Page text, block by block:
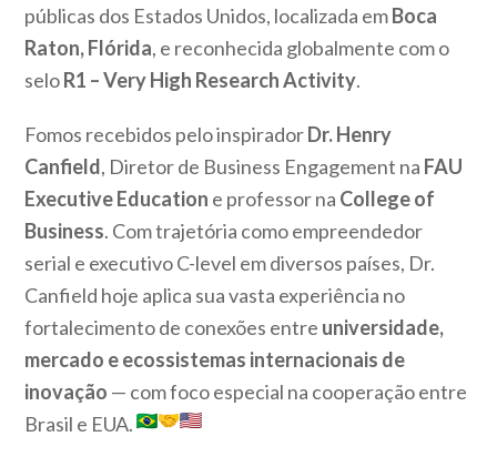
públicas dos Estados Unidos, localizada emBoca
Raton, Flórida, e reconhecida globalmente com o
seloR1 – Very High Research Activity.
Fomos recebidos pelo inspiradorDr. Henry
Canfield, Diretor de Business Engagement na FAU
Executive Education e professor na College of
Business. Com trajetória como empreendedor
serial e executivo C-level em diversos países, Dr.
Canfield hoje aplica sua vasta experiência no
fortalecimento de conexões entre universidade,
mercado e ecossistemas internacionais de
inovação — com foco especial na cooperação entre
Brasil e EUA.